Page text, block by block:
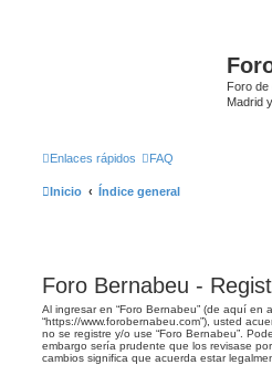
Foro de
Madrid
Enlaces rápidos FAQ
Inicio Índice general
Foro Bernabeu -
Al ingresar en “Foro Bernabeu” (de aquí en
“https://www.forobernabeu.com”), usted
no se registre y/o use “Foro Bernabeu”.
embargo sería prudente que los revisase
cambios significa que acuerda estar